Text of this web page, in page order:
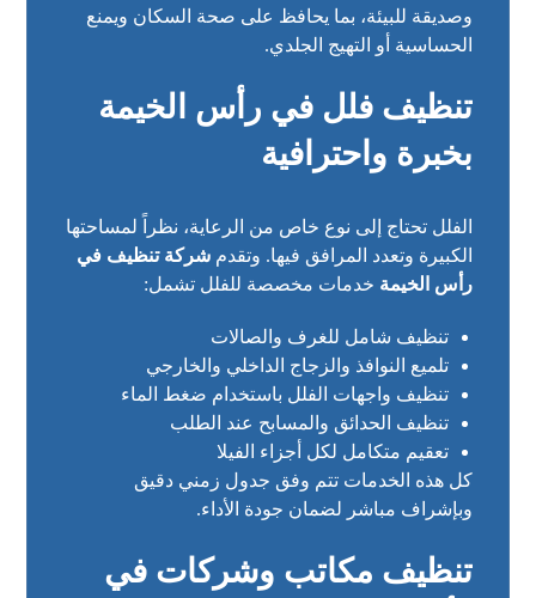
وصديقة للبيئة، بما يحافظ على صحة السكان ويمنع
الحساسية أو التهيج الجلدي.
تنظيف فلل في رأس الخيمة
بخبرة واحترافية
الفلل تحتاج إلى نوع خاص من الرعاية، نظراً لمساحتها
الكبيرة وتعدد المرافق فيها. وتقدمشركة تنظيف في
رأس الخيمة خدمات مخصصة للفلل تشمل:
تنظيف شامل للغرف والصالات
تلميع النوافذ والزجاج الداخلي والخارجي
تنظيف واجهات الفلل باستخدام ضغط الماء
تنظيف الحدائق والمسابح عند الطلب
تعقيم متكامل لكل أجزاء الفيلا
كل هذه الخدمات تتم وفق جدول زمني دقيق
وبإشراف مباشر لضمان جودة الأداء.
تنظيف مكاتب وشركات في